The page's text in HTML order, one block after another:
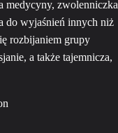
medycyny, zwolenniczka
do wyjaśnień innych niż
rozbijaniem grupy
a także tajemnicza,